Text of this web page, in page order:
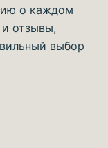
о каждом
и отзывы,
выбор